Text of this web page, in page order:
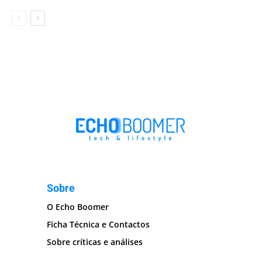
Sobre
O Echo Boomer
Ficha Técnica e Contactos
Sobre críticas e análises